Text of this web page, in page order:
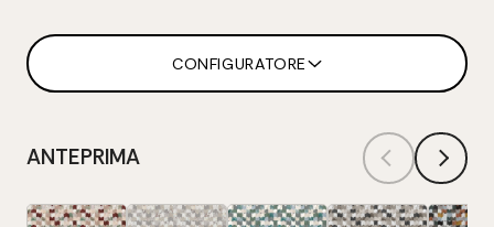
CONFIGURATORE
ANTEPRIMA